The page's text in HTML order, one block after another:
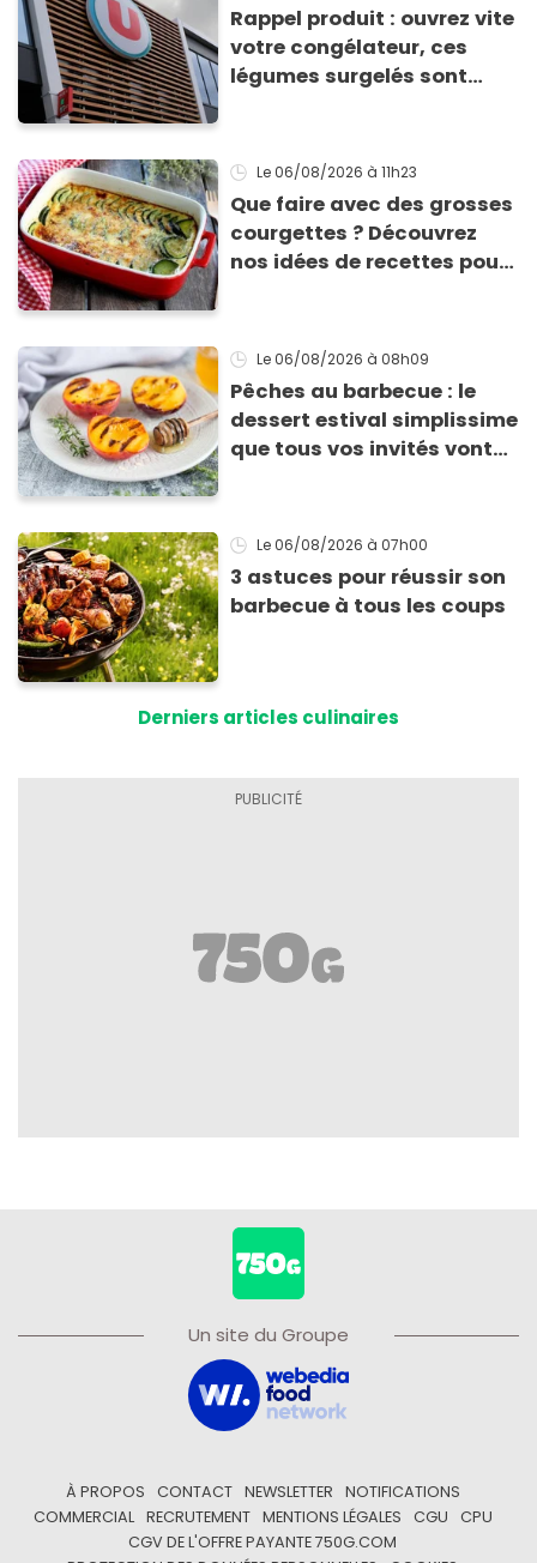
Rappel produit : ouvrez vite
votre congélateur, ces
légumes surgelés sont
Le 06/08/2026 à 11h23
Que faire avec des grosses
courgettes ? Découvrez
nos idées de recettes pour
Le 06/08/2026 à 08h09
Pêches au barbecue : le
dessert estival simplissime
que tous vos invités vont
Le 06/08/2026 à 07h00
3 astuces pour réussir son
barbecue à tous les coups
Derniers articles culinaires
Un site du Groupe
À PROPOS CONTACT NEWSLETTER
NOTIFICATIONS
COMMERCIAL
RECRUTEMENT MENTIONS LÉGALES CGU
CPU
CGV DE L'OFFRE PAYANTE 750G.COM